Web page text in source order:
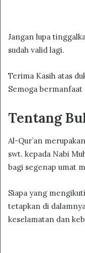
Jangan lupa
sudah valid lagi.
Terima Kasih atas
Semoga bermanfaat
Tentang
Al-Qur’an
swt. kepada Nabi
bagi segenap umat
Siapa yang
tetapkan di
keselamatan dan